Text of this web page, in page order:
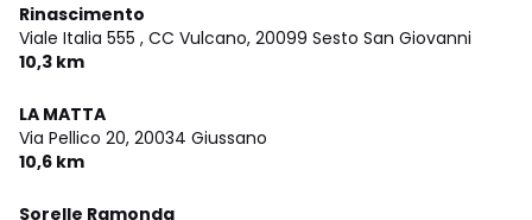
Rinascimento
Viale Italia 555 , CC Vulcano, 20099 Sesto San Giovanni
10,3 km
LA MATTA
Via Pellico 20, 20034 Giussano
10,6 km
Sorelle Ramonda